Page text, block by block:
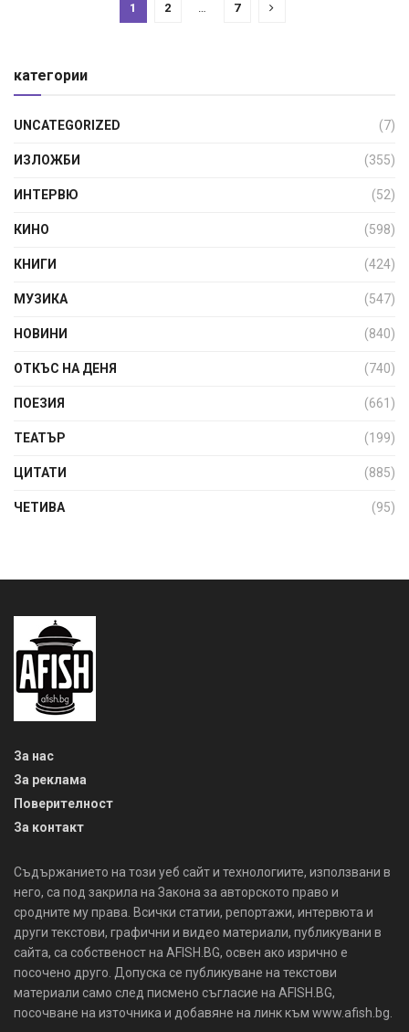
1 2 … 7
категории
UNCATEGORIZED (7)
ИЗЛОЖБИ (355)
ИНТЕРВЮ (52)
КИНО (598)
КНИГИ (424)
МУЗИКА (547)
НОВИНИ (840)
ОТКЪС НА ДЕНЯ (740)
ПОЕЗИЯ (661)
ТЕАТЪР (199)
ЦИТАТИ (885)
ЧЕТИВА (95)
За нас
За реклама
Поверителност
За контакт
Съдържанието на този уеб сайт и технологиите, използвани в
него, са под закрила на Закона за авторското право и
сродните му права. Всички статии, репортажи, интервюта и
други текстови, графични и видео материали, публикувани в
сайта, са собственост на AFISH.BG, освен ако изрично е
посочено друго. Допуска се публикуване на текстови
материали само след писмено съгласие на AFISH.BG,
посочване на източника и добавяне на линк към www.afish.bg.